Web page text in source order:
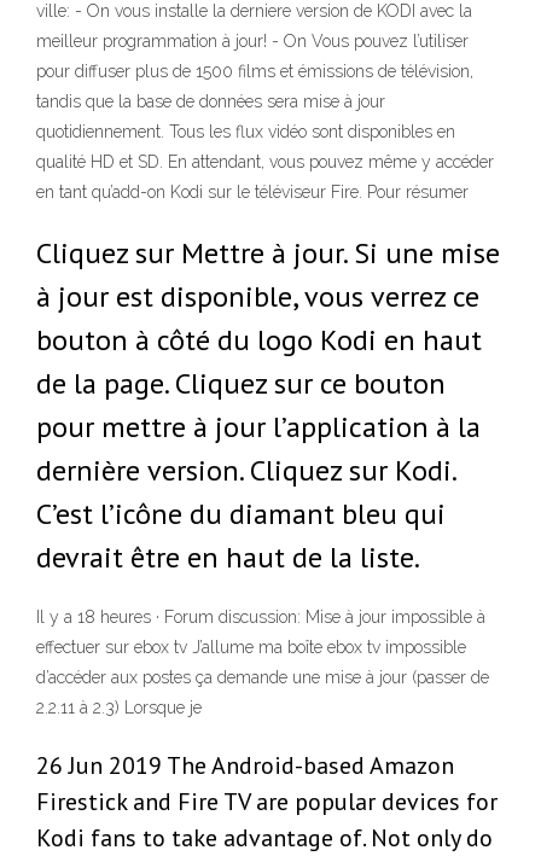
ville: - On vous installe la derniere version de KODI avec la
meilleur programmation à jour! - On Vous pouvez l’utiliser
pour diffuser plus de 1500 films et émissions de télévision,
tandis que la base de données sera mise à jour
quotidiennement. Tous les flux vidéo sont disponibles en
qualité HD et SD. En attendant, vous pouvez même y accéder
en tant qu’add-on Kodi sur le téléviseur Fire. Pour résumer
Cliquez sur Mettre à jour. Si une mise
à jour est disponible, vous verrez ce
bouton à côté du logo Kodi en haut
de la page. Cliquez sur ce bouton
pour mettre à jour l’application à la
dernière version. Cliquez sur Kodi.
C’est l’icône du diamant bleu qui
devrait être en haut de la liste.
Il y a 18 heures · Forum discussion: Mise à jour impossible à
effectuer sur ebox tv J’allume ma boîte ebox tv impossible
d’accéder aux postes ça demande une mise à jour (passer de
2.2.11 à 2.3) Lorsque je
26 Jun 2019 The Android-based Amazon
Firestick and Fire TV are popular devices for
Kodi fans to take advantage of. Not only do